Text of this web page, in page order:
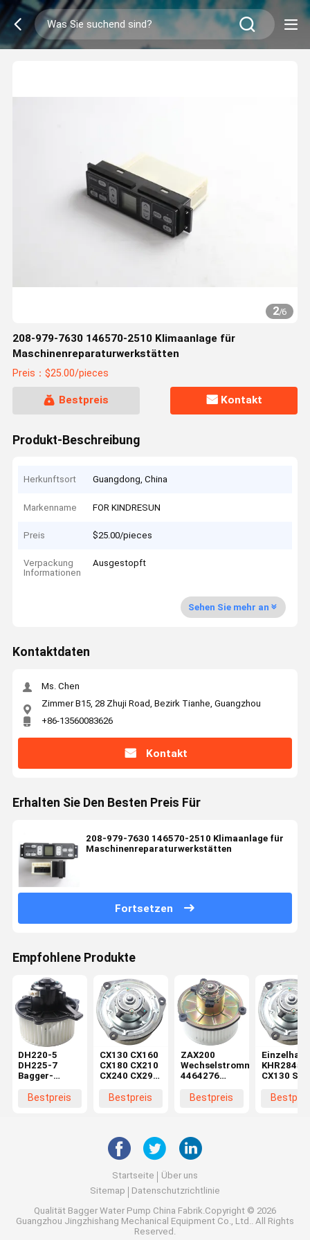
2/6
208-979-7630 146570-2510 Klimaanlage für
Maschinenreparaturwerkstätten
Preis：$25.00/pieces
Bestpreis Kontakt
Produkt-Beschreibung
Herkunftsort Guangdong, China
Markenname FOR KINDRESUN
Preis $25.00/pieces
Verpackung
Informationen
Ausgestopft
Sehen Sie mehr an
Kontaktdaten
Ms. Chen
Zimmer B15, 28 Zhuji Road, Bezirk Tianhe, Guangzhou
+86-13560083626
Kontakt
Erhalten Sie Den Besten Preis Für
208-979-7630 146570-2510 Klimaanlage für
Maschinenreparaturwerkstätten
Fortsetzen
Empfohlene Produkte
DH220-5
DH225-7
Bagger-
K1040112
Bestpreis
CX130 CX160
CX180 CX210
CX240 CX290
Maschinenreparaturwerkstätten
Bestpreis
ZAX200
Wechselstrommotor
4464276
Baggerteile in
Bestpreis
KHR2845
CX130
Startseite
Über uns
Sitemap
Datenschutzrichtlinie
Qualität Bagger Water Pump China Fabrik.Copyright © 2026
Guangzhou Jingzhishang Mechanical Equipment Co., Ltd.. All Rights
Reserved.